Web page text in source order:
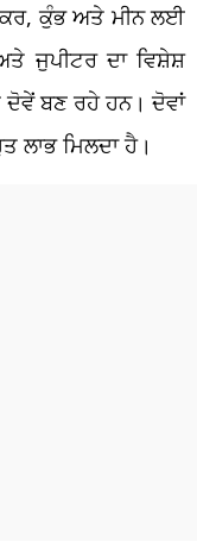
ਕੁੰਭ ਅਤੇ ਮੀਨ ਲਈ
ਜੁਪੀਟਰ ਦਾ ਵਿਸ਼ੇਸ਼
ਬਣ ਰਹੇ ਹਨ। ਦੋਵਾਂ
ਲਾਭ ਮਿਲਦਾ ਹੈ।